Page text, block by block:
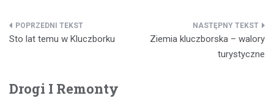
Nawigacja
Sto lat temu w Kluczborku
Ziemia kluczborska – walory
turystyczne
Drogi I Remonty